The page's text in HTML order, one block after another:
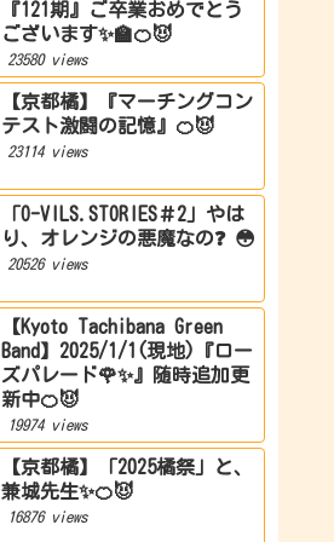
『121期』ご卒業おめでとう
ございます✨🏫🍊😈
23580 views
【京都橘】『マーチングコン
テスト激闘の記憶』🍊😈
23114 views
「O-VILS.STORIES＃2」やは
り、オレンジの悪魔なの❓ 😳
20526 views
【Kyoto Tachibana Green
Band】2025/1/1(現地)『ロー
ズパレード🌹✨』随時追加更
新中🍊😈
19974 views
【京都橘】「2025橘祭」と、
兼城先生✨🍊😈
16876 views